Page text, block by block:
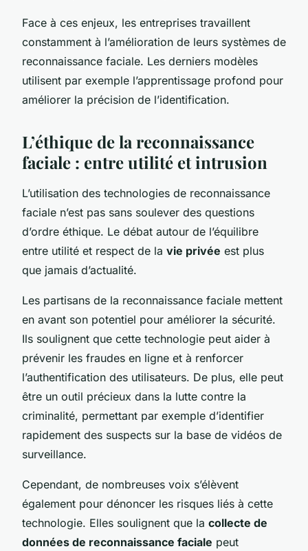
Face à ces enjeux, les entreprises travaillent
constamment à l’amélioration de leurs systèmes de
reconnaissance faciale. Les derniers modèles
utilisent par exemple l’apprentissage profond pour
améliorer la précision de l’identification.
L’éthique de la reconnaissance
faciale : entre utilité et intrusion
L’utilisation des technologies de reconnaissance
faciale n’est pas sans soulever des questions
d’ordre éthique. Le débat autour de l’équilibre
entre utilité et respect de la vie privée est plus
que jamais d’actualité.
Les partisans de la reconnaissance faciale mettent
en avant son potentiel pour améliorer la sécurité.
Ils soulignent que cette technologie peut aider à
prévenir les fraudes en ligne et à renforcer
l’authentification des utilisateurs. De plus, elle peut
être un outil précieux dans la lutte contre la
criminalité, permettant par exemple d’identifier
rapidement des suspects sur la base de vidéos de
surveillance.
Cependant, de nombreuses voix s’élèvent
également pour dénoncer les risques liés à cette
technologie. Elles soulignent que la collecte de
données de reconnaissance faciale peut